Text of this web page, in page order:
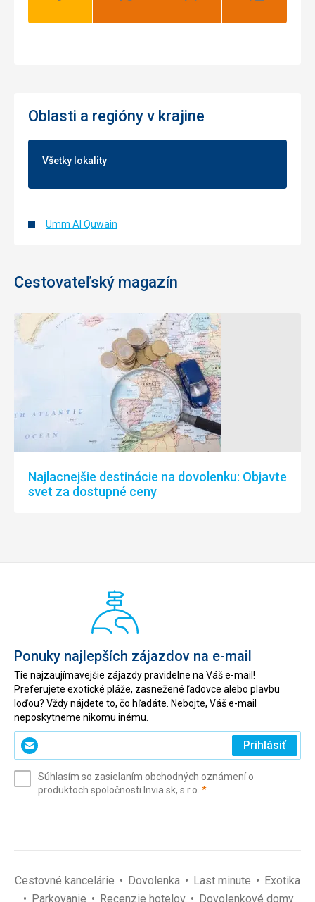
Oblasti a regióny v krajine
Všetky lokality
Umm Al Quwain
Cestovateľský magazín
Najlacnejšie destinácie na dovolenku: Objavte
svet za dostupné ceny
Ponuky najlepších zájazdov na e-mail
Tie najzaujímavejšie zájazdy pravidelne na Váš e-mail!
Preferujete exotické pláže, zasnežené ľadovce alebo plavbu
loďou? Vždy nájdete to, čo hľadáte. Nebojte, Váš e-mail
neposkytneme nikomu inému.
Zadajte
svoj
(povinné)
Prihlásiť
Súhlasím so zasielaním obchodných oznámení o
produktoch spoločnosti Invia.sk, s.r.o. *(povinné)
Cestovné kancelárie Dovolenka Last minute
Exotika
Parkovanie
Recenzie hotelov Dovolenkové domy